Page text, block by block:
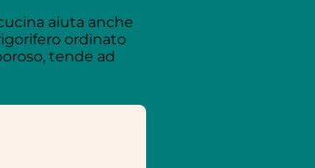
aiuta anche
ordinato
tende ad